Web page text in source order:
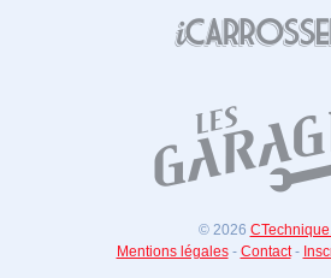
© 2026
Mentions légales- Contact-